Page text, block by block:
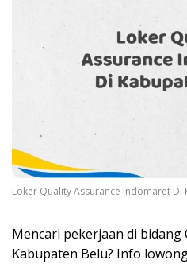
Loker Quality Assurance Indomaret Di
Mencari pekerjaan di bidang
Kabupaten Belu? Info